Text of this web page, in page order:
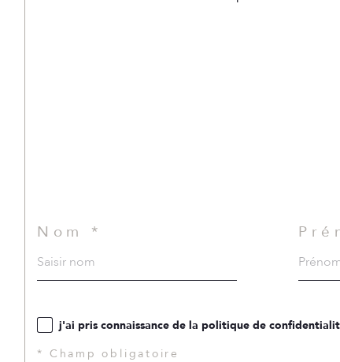
Nom *
j'ai pris connaissance de la politique de
* Champ obligatoire